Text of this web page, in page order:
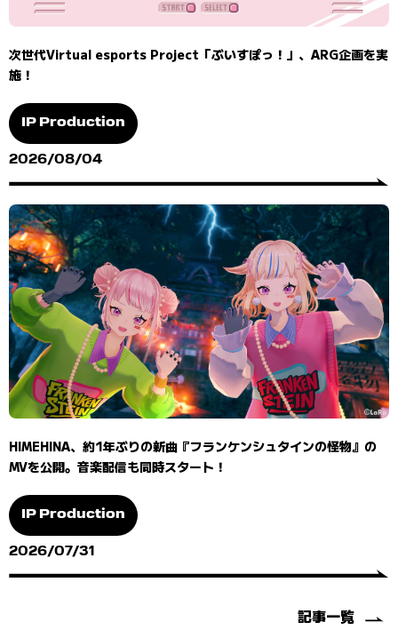
次世代Virtual esports Project「ぶいすぽっ！」、ARG企画を実
施！
IP Production
2026/08/04
HIMEHINA、約1年ぶりの新曲『フランケンシュタインの怪物』の
MVを公開。音楽配信も同時スタート！
IP Production
2026/07/31
記事一覧